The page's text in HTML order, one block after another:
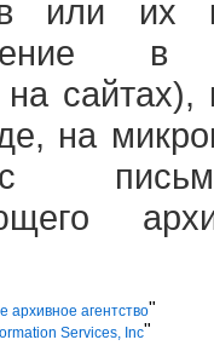
или их
на
архивное агентство"
Services, Inc"